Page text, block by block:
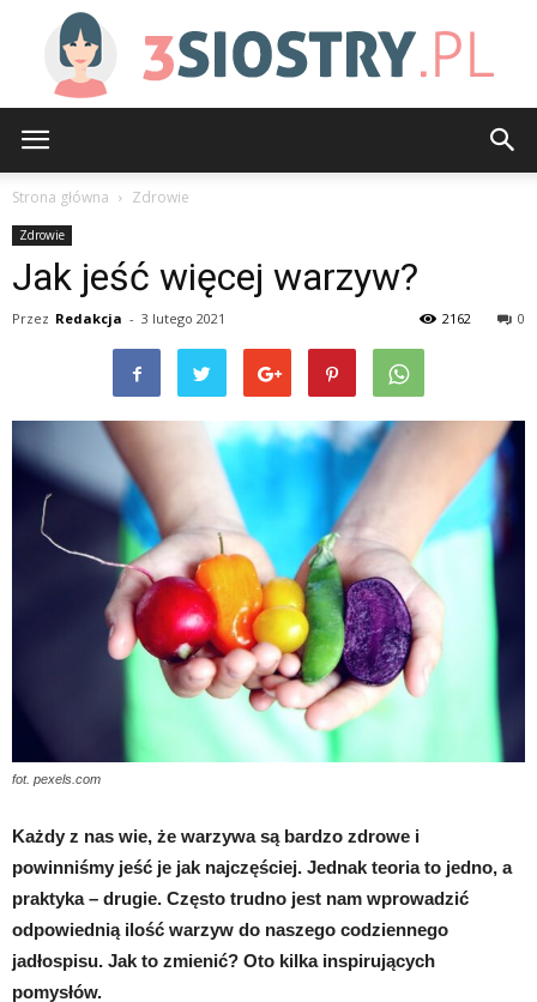
Strona główna Zdrowie
Zdrowie
Jak jeść więcej warzyw?
Przez Redakcja - 3 lutego 2021 0
2162
fot. pexels.com
Każdy z nas wie, że warzywa są bardzo zdrowe i
powinniśmy jeść je jak najczęściej. Jednak teoria to jedno, a
praktyka – drugie. Często trudno jest nam wprowadzić
odpowiednią ilość warzyw do naszego codziennego
jadłospisu. Jak to zmienić? Oto kilka inspirujących
pomysłów.